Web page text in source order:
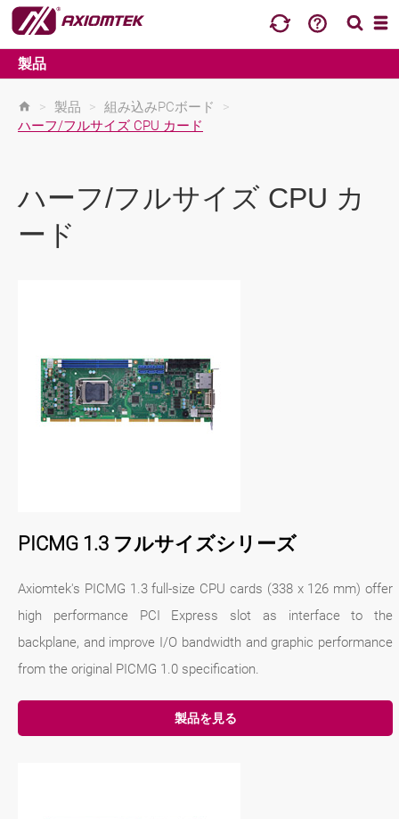
製品
> 製品 > 組み込みPCボード
>
ハーフ/フルサイズ CPU カード
ハーフ/フルサイズ CPU カ
ード
PICMG 1.3 フルサイズシリーズ
Axiomtek's PICMG 1.3 full-size CPU cards (338 x 126 mm) offer
high performance PCI Express slot as interface to the
backplane, and improve I/O bandwidth and graphic performance
from the original PICMG 1.0 specification.
製品を見る